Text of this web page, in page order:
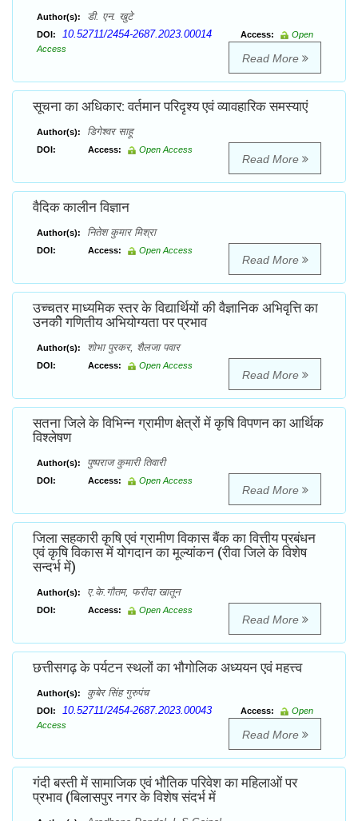
Author(s): डी. एन. खुटे
DOI: 10.52711/2454-2687.2023.00014 Access:
Open
Access
Read More
सूचना का अधिकार: वर्तमान परिदृश्य एवं व्यावहारिक समस्याएं
Author(s): डिगेश्वर साहू
DOI: Access: Open Access
Read More
वैदिक कालीन विज्ञान
Author(s): नितेश कुमार मिश्रा
DOI: Access: Open Access
Read More
उच्चतर माध्यमिक स्तर के विद्यार्थियों की वैज्ञानिक अभिवृत्ति का
उनकीे गणितीय अभियोग्यता पर प्रभाव
Author(s): शोभा पुरकर, शैलजा पवार
DOI: Access: Open Access
Read More
सतना जिले के विभिन्न ग्रामीण क्षेत्रों में कृषि विपणन का आर्थिक
विश्लेषण
Author(s): पुष्पराज कुमारी तिवारी
DOI: Access: Open Access
Read More
जिला सहकारी कृषि एवं ग्रामीण विकास बैंक का वित्तीय प्रबंधन
एवं कृषि विकास में योगदान का मूल्यांकन (रीवा जिले के विशेष
सन्दर्भ में)
Author(s): ए.के.गौतम, फरीदा खातून
DOI: Access: Open Access
Read More
छत्तीसगढ़ के पर्यटन स्थलों का भौगोलिक अध्ययन एवं महत्त्व
Author(s): कुबेर सिंह गुरुपंच
DOI: 10.52711/2454-2687.2023.00043 Access:
Open
Access
Read More
गंदी बस्ती में सामाजिक एवं भौतिक परिवेश का महिलाओं पर
प्रभाव (बिलासपुर नगर के विशेष संदर्भ में